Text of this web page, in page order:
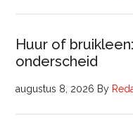
Huur of
onderscheid
augustus 8, 2026 By